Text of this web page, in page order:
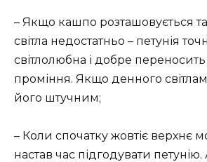
– Якщо кашпо розташовується
світла недостатньо – петунія
світлолюбна і добре
проміння. Якщо денного
його штучним;
– Коли спочатку жовтіє верхнє
настав час підгодувати